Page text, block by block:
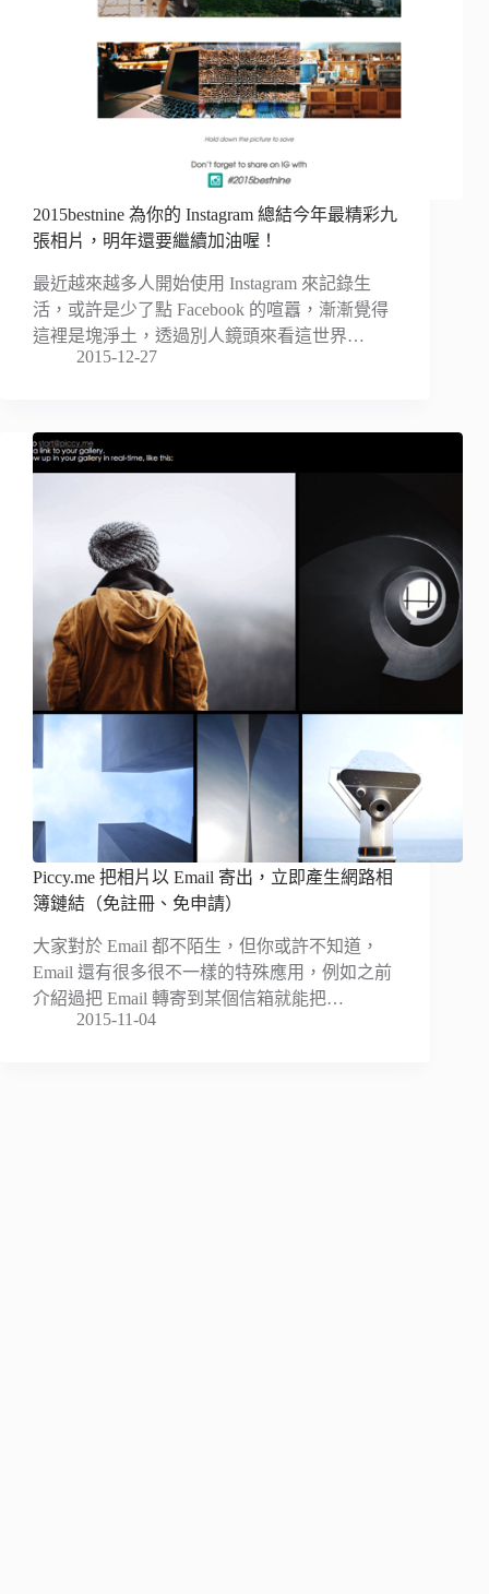
2015bestnine 為你的 Instagram 總結今年最精彩九
張相片，明年還要繼續加油喔！
最近越來越多人開始使用 Instagram 來記錄生
活，或許是少了點 Facebook 的喧囂，漸漸覺得
這裡是塊淨土，透過別人鏡頭來看這世界…
2015-12-27
Piccy.me 把相片以 Email 寄出，立即產生網路相
簿鏈結（免註冊、免申請）
大家對於 Email 都不陌生，但你或許不知道，
Email 還有很多很不一樣的特殊應用，例如之前
介紹過把 Email 轉寄到某個信箱就能把…
2015-11-04